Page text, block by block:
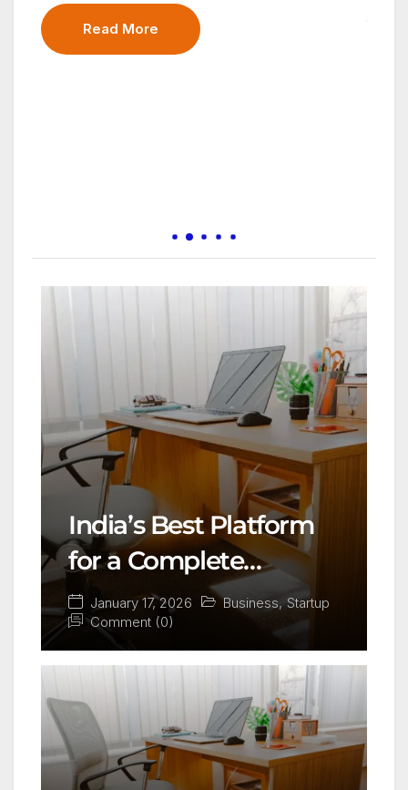
एकल नारी सहायता योजना – कोटिक फाउंडेशन की ओर से
आशा की किरण भारत में आ
India’s Best Platform
for a Complete
Business Setup:
Yuvapreneurs
Launchpad
January 17, 2026 Business, Startup
Comment (0)